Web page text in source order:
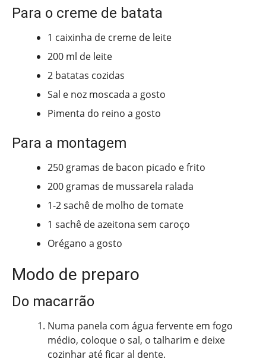
Para o creme de batata
1 caixinha de creme de leite
200 ml de leite
2 batatas cozidas
Sal e noz moscada a gosto
Pimenta do reino a gosto
Para a montagem
250 gramas de bacon picado e frito
200 gramas de mussarela ralada
1-2 sachê de molho de tomate
1 sachê de azeitona sem caroço
Orégano a gosto
Modo de preparo
Do macarrão
Numa panela com água fervente em fogo
médio, coloque o sal, o talharim e deixe
cozinhar até ficar al dente.